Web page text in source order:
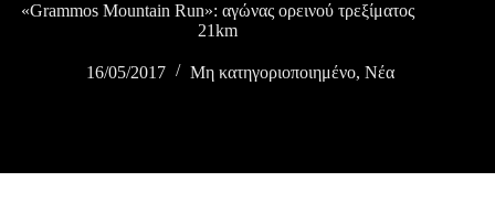
«Grammos Mountain Run»: αγώνας ορεινού τρεξίματος
21km
16/05/2017 Μη κατηγοριοποιημένο, Νέα